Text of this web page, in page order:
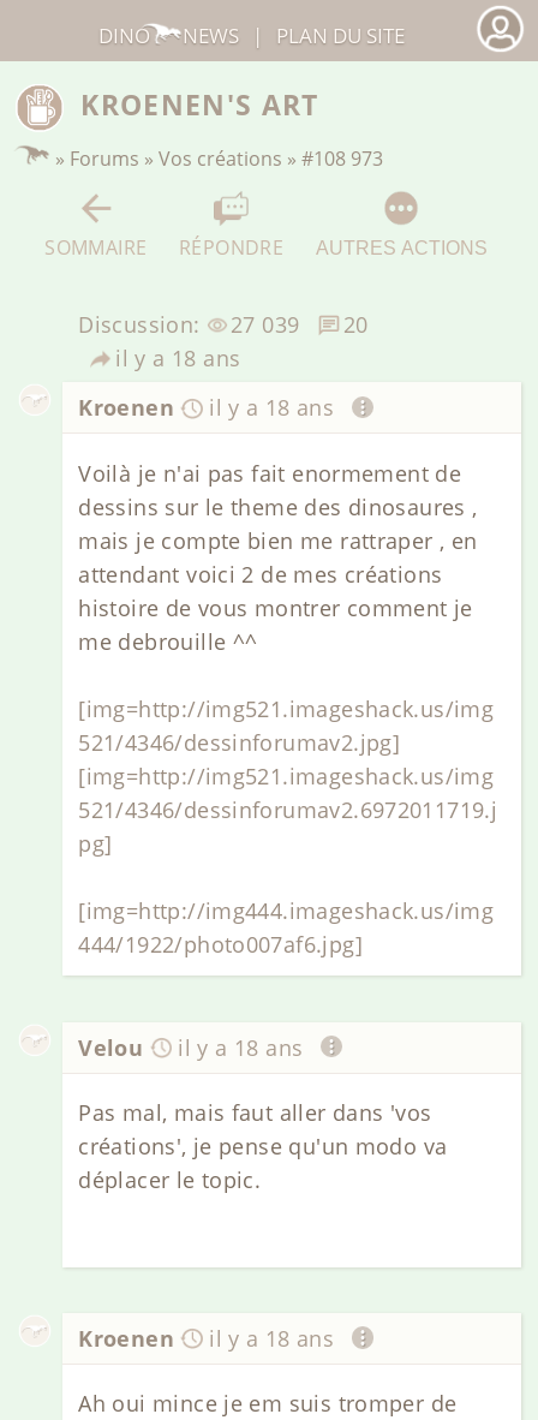
KROENEN'S ART
» Forums »Vos créations »#108 973
SOMMAIRE RÉPONDRE AUTRES ACTIONS
Discussion: 27 039
20
il y a 18 ans
Kroenen
il y a 18 ans
Voilà je n'ai pas fait enormement de
dessins sur le theme des dinosaures ,
mais je compte bien me rattraper , en
attendant voici 2 de mes créations
histoire de vous montrer comment je
me debrouille ^^
[img=http://img521.imageshack.us/img
521/4346/dessinforumav2.jpg]
[img=http://img521.imageshack.us/img
521/4346/dessinforumav2.6972011719.j
pg]
[img=http://img444.imageshack.us/img
444/1922/photo007af6.jpg]
Velou il y a 18 ans
Pas mal, mais faut aller dans 'vos
créations', je pense qu'un modo va
déplacer le topic.
Kroenen il y a 18 ans
Ah oui mince je em suis tromper de
DINO NEWS | PLAN DU SITE